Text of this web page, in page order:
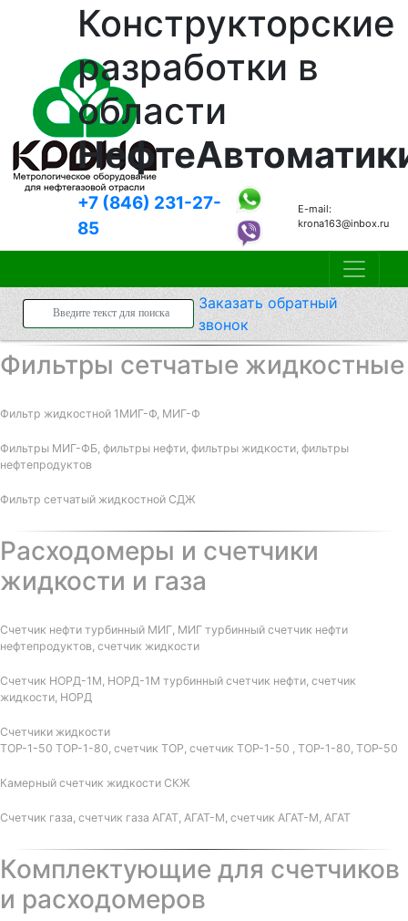
Конструкторские
разработки в
области
+7 (846) 231-27-
85
E-mail:
krona163@inbox.ru
Заказатьобратный
звонок
Фильтры сетчатые жидкостные
Фильтр жидкостной 1МИГ-Ф, МИГ-Ф
Фильтры МИГ-ФБ, фильтры нефти, фильтры жидкости, фильтры
нефтепродуктов
Фильтр сетчатый жидкостной СДЖ
Расходомеры и счетчики
жидкости и газа
Счетчик нефти турбинный МИГ, МИГ турбинный счетчик нефти
нефтепродуктов, счетчик жидкости
Счетчик НОРД-1М, НОРД-1М турбинный счетчик нефти, счетчик
жидкости, НОРД
Счетчики жидкости
ТОР-1-50 ТОР-1-80, счетчик ТОР, счетчик ТОР-1-50 , ТОР-1-80, ТОР-50
Камерный счетчик жидкости СКЖ
Счетчик газа, счетчик газа АГАТ, АГАТ-М, счетчик АГАТ-М, АГАТ
Комплектующие для счетчиков
и расходомеров